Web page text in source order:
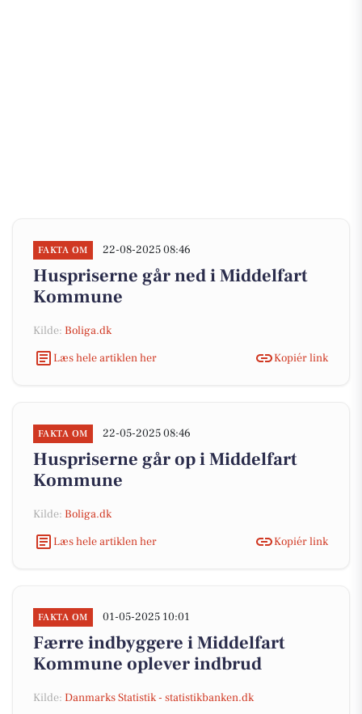
FAKTA OM 22-08-2025 08:46
Huspriserne går ned i Middelfart
Kommune
Kilde: Boliga.dk
Læs hele artiklen her
Kopiér link
FAKTA OM 22-05-2025 08:46
Huspriserne går op i Middelfart
Kommune
Kilde: Boliga.dk
Læs hele artiklen her
Kopiér link
FAKTA OM 01-05-2025 10:01
Færre indbyggere i Middelfart
Kommune oplever indbrud
Kilde: Danmarks Statistik - statistikbanken.dk